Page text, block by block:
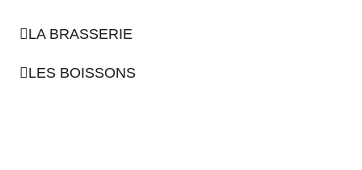
LA BRASSERIE
LES BOISSONS